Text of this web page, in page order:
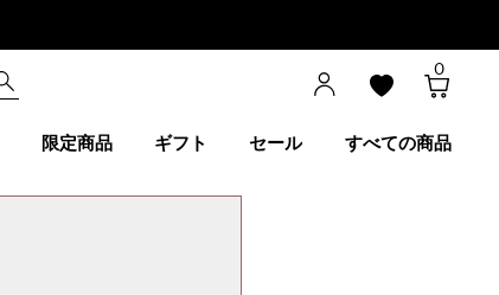
0
限定商品 ギフト セール すべての商品